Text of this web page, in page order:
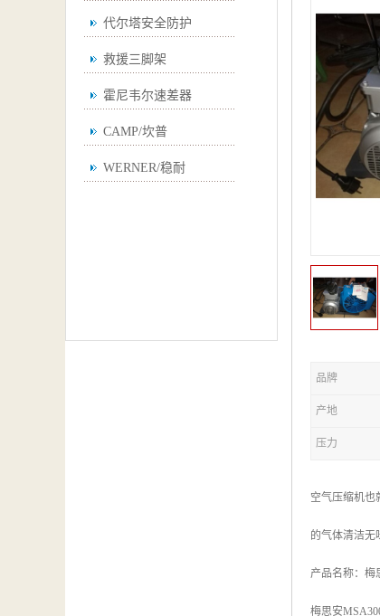
代尔塔安全防护
救援三脚架
霍尼韦尔速差器
CAMP/坎普
WERNER/稳耐
品牌
产地
压力
空气压缩机也
的气体清洁无
产品名称：梅
梅思安